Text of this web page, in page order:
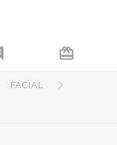
card_giftcard
FACIAL